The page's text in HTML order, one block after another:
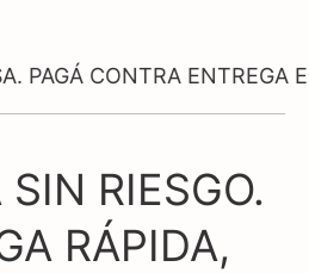
ENTREGA EN
RIESGO.
RÁPIDA,